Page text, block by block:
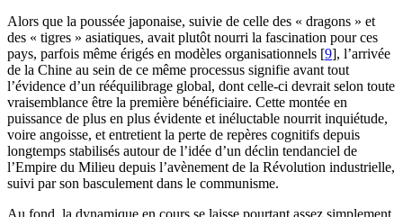
Alors que la poussée japonaise, suivie de celle des « dragons » et
des « tigres » asiatiques, avait plutôt nourri la fascination pour ces
pays, parfois même érigés en modèles organisationnels [9], l’arrivée
de la Chine au sein de ce même processus signifie avant tout
l’évidence d’un rééquilibrage global, dont celle-ci devrait selon toute
vraisemblance être la première bénéficiaire. Cette montée en
puissance de plus en plus évidente et inéluctable nourrit inquiétude,
voire angoisse, et entretient la perte de repères cognitifs depuis
longtemps stabilisés autour de l’idée d’un déclin tendanciel de
l’Empire du Milieu depuis l’avènement de la Révolution industrielle,
suivi par son basculement dans le communisme.
Au fond, la dynamique en cours se laisse pourtant assez simplement